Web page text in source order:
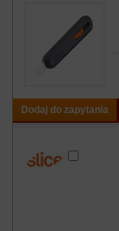
Dodaj do zapytania